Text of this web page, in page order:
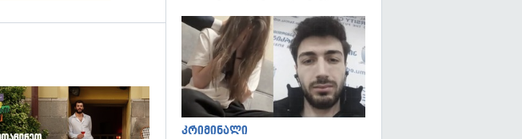
კრიმინალი